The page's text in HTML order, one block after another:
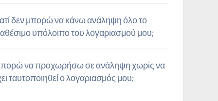
δεν μπορώ να κάνω ανάληψη όλο το
υπόλοιπο του λογαριασμού μου;
να προχωρήσω σε ανάληψη χωρίς να
ταυτοποιηθεί ο λογαριασμός μου;